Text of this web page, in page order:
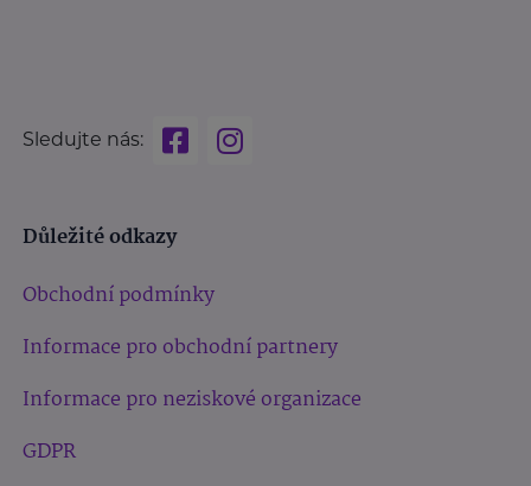
Sledujte nás:
Důležité odkazy
Obchodní podmínky
Informace pro obchodní partnery
Informace pro neziskové organizace
GDPR